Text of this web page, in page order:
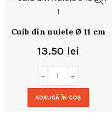
Cuib din nuiele Ø 11 cm
13.50 lei
ADAUGĂ ÎN COȘ